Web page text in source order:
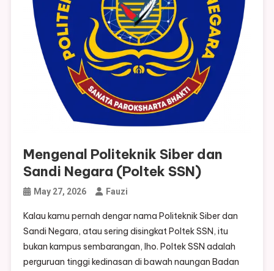
Mengenal Politeknik Siber dan
Sandi Negara (Poltek SSN)
May 27, 2026 Fauzi
Kalau kamu pernah dengar nama Politeknik Siber dan
Sandi Negara, atau sering disingkat Poltek SSN, itu
bukan kampus sembarangan, lho. Poltek SSN adalah
perguruan tinggi kedinasan di bawah naungan Badan